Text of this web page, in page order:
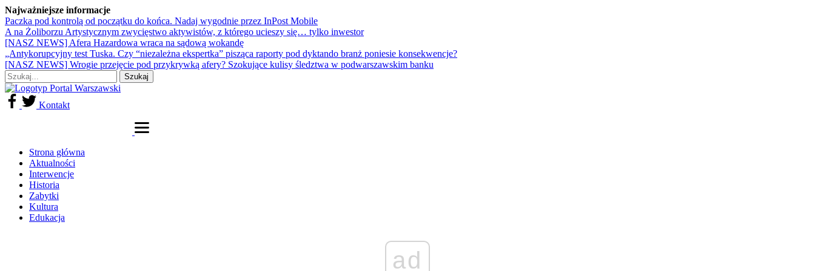
Najważniejsze informacje
Paczka pod kontrolą od początku do końca. Nadaj wygodnie przez InPost Mobile
A na Żoliborzu Artystycznym zwycięstwo aktywistów, z którego ucieszy się… tylko inwestor
[NASZ NEWS] Afera Hazardowa wraca na sądową wokandę
„Antykorupcyjny test Tuska. Czy “niezależna ekspertka” pisząca raporty pod dyktando branż poniesie konsekwencje?
[NASZ NEWS] Wrogie przejęcie pod przykrywką afery? Szokujące kulisy śledztwa w podwarszawskim banku
Kontakt
Strona główna
Aktualności
Interwencje
Historia
Zabytki
Kultura
Edukacja
ad